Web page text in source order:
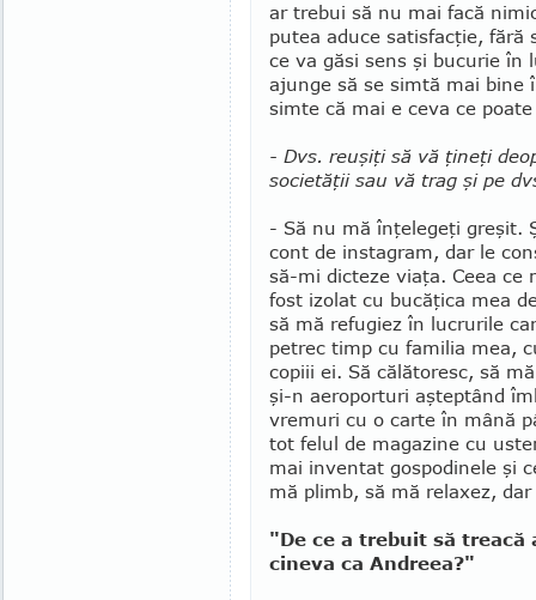
ar trebui să nu mai facă
pu­tea aduce satisfacţie, fă­ră
ce va găsi sens şi bucurie în
ajunge să se sim­tă mai bine
simte că mai e ceva ce
- Dvs. reuşiţi să vă ţineţi
societăţii sau vă trag şi pe
- Să nu mă înţelegeţi greşit.
cont de instagram, dar le
să-mi dicteze viaţa. Ceea
fost izolat cu bucăţica mea
să mă refu­giez în lucrurile
petrec timp cu familia mea,
copiii ei. Să călătoresc, să
şi-n ae­roporturi aşteptând
vremuri cu o carte în mână
tot felul de ma­gazine cu
mai inventat gospodinele şi
mă plimb, să mă relaxez,
"De ce a trebuit să treacă
cineva ca Andreea?"